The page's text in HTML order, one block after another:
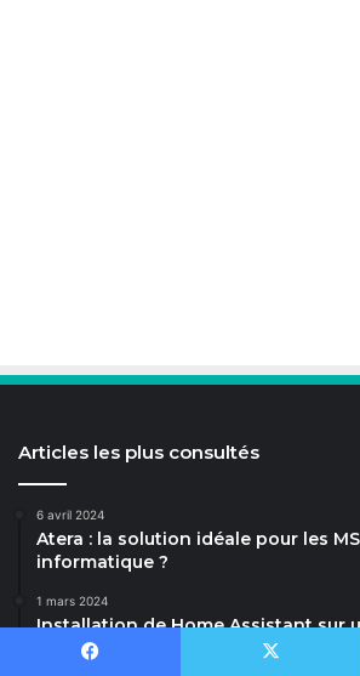
Articles les plus consultés
6 avril 2024
Atera : la solution idéale pour les
informatique ?
1 mars 2024
Installation de Home Assistant sur
15 janvier 2024